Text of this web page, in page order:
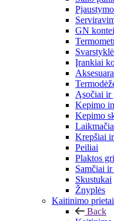
GN
Įrankiai
Ąsočiai ir
Kepimo
Kepimo
Krepšiai
Peiliai
Plaktos
Samčiai
Skustukai
Žnyplės
Kaitinimo
Back